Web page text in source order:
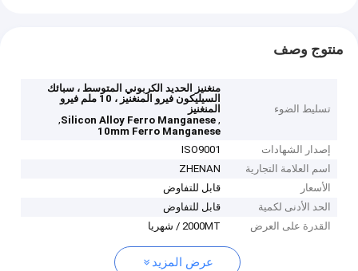
منتوج وصف
تسليط الضوء
منغنيز الحديد الكربوني المتوسط ​​، سبائك
السيليكون فيرو المنغنيز ، 10 ملم فيرو
المنغنيز
,
Silicon Alloy Ferro Manganese
,
10mm Ferro Manganese
إصدار الشهادات
ISO9001
اسم العلامة التجارية
ZHENAN
الأسعار
قابل للتفاوض
الحد الأدنى لكمية
قابل للتفاوض
القدرة على العرض
2000MT / شهريا
عرض المزيد